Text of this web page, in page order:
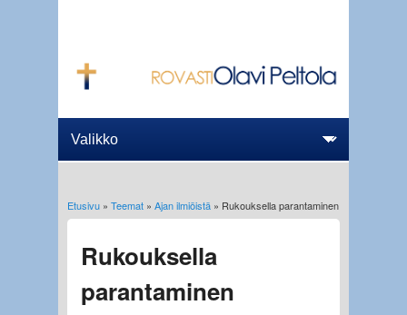
Olet täällä
Etusivu» Teemat» Ajan ilmiöistä» Rukouksella parantaminen
Rukouksella
parantaminen